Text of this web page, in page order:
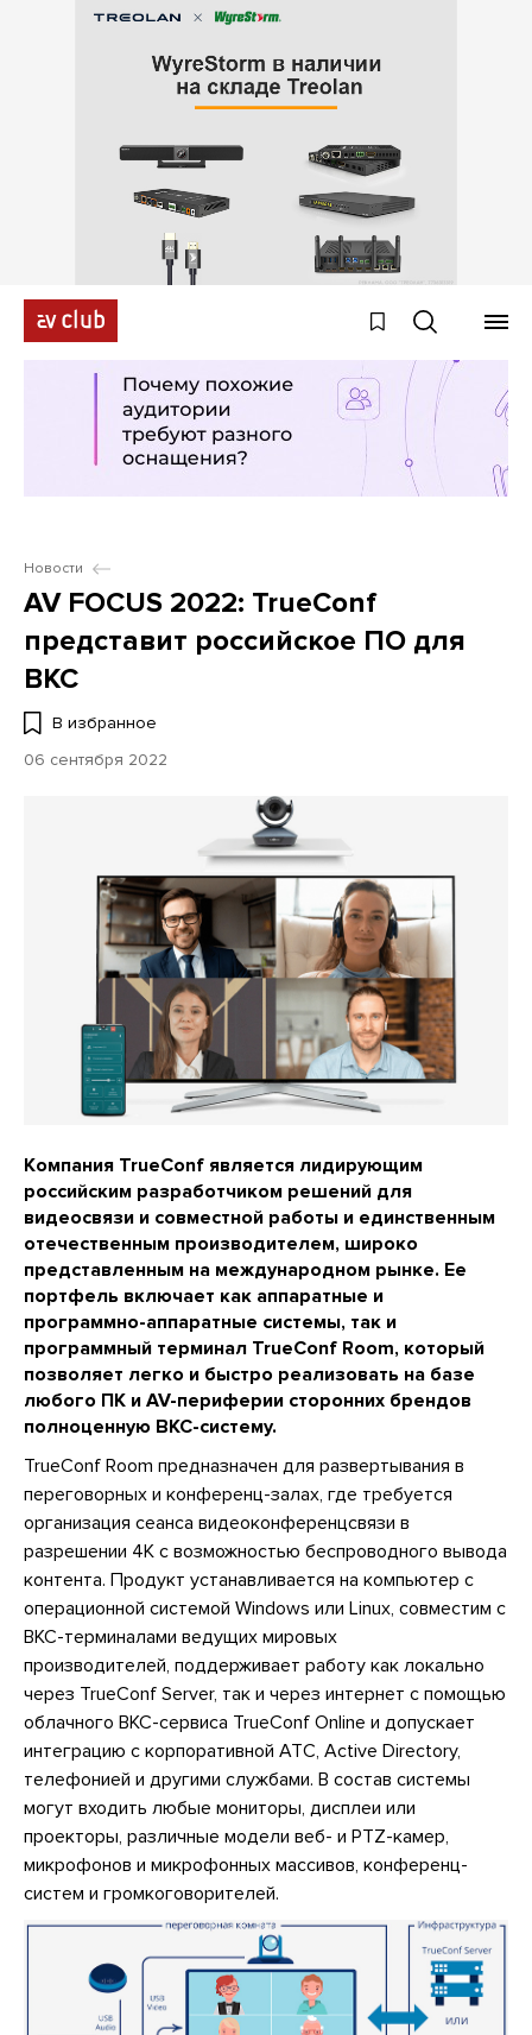
Новости
AV FOCUS 2022: TrueConf
представит российское ПО для
ВКС
В избранное
06 сентября 2022
Компания TrueConf является лидирующим
российским разработчиком решений для
видеосвязи и совместной работы и единственным
отечественным производителем, широко
представленным на международном рынке. Ее
портфель включает как аппаратные и
программно-аппаратные системы, так и
программный терминал TrueConf Room, который
позволяет легко и быстро реализовать на базе
любого ПК и AV-периферии сторонних брендов
полноценную ВКС-систему.
TrueConf Room предназначен для развертывания в
переговорных и конференц-залах, где требуется
организация сеанса видеоконференцсвязи в
разрешении 4K с возможностью беспроводного вывода
контента. Продукт устанавливается на компьютер с
операционной системой Windows или Linux, совместим с
ВКС-терминалами ведущих мировых
производителей, поддерживает работу как локально
через TrueConf Server, так и через интернет с помощью
облачного ВКС-сервиса TrueConf Online и допускает
интеграцию с корпоративной АТС, Active Directory,
телефонией и другими службами. В состав системы
могут входить любые мониторы, дисплеи или
проекторы, различные модели веб- и PTZ-камер,
микрофонов и микрофонных массивов, конференц-
систем и громкоговорителей.